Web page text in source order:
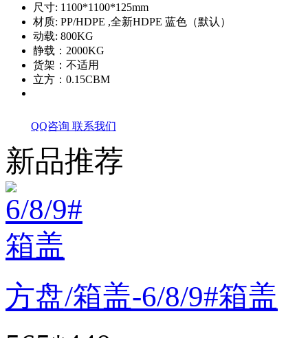
尺寸: 1100*1100*125mm
材质: PP/HDPE ,全新HDPE 蓝色（默认）
动载: 800KG
静载：2000KG
货架：不适用
立方：0.15CBM
QQ咨询 联系我们
新品推荐
方盘/箱盖-6/8/9#箱盖